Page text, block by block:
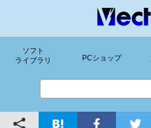
ソフト
ライブラリ
PCショップ